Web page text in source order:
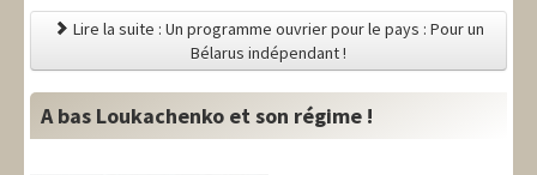
Lire la suite : Un programme ouvrier pour le pays : Pour un
Bélarus indépendant !
A bas Loukachenko et son régime !